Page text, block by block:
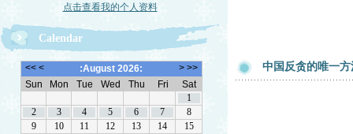
点击查看我的个人资料
Calendar
中国反贪的唯一方